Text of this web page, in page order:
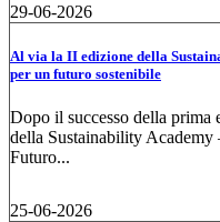
29-06-2026
Al via la II edizione della
per un futuro sostenibile
Dopo il successo della
della Sustainability Academy
Futuro...
25-06-2026